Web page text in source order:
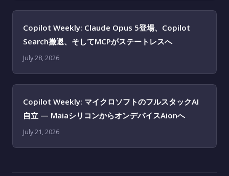
Copilot Weekly: Claude Opus 5登場、Copilot
Search撤退、そしてMCPがステートレスへ
July 28, 2026
Copilot Weekly: マイクロソフトのフルスタックAI
自立 — MaiaシリコンからオンデバイスAionへ
July 21, 2026